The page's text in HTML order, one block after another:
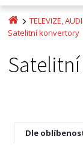
TELEVIZE,
Satelitní konvertory
Dle